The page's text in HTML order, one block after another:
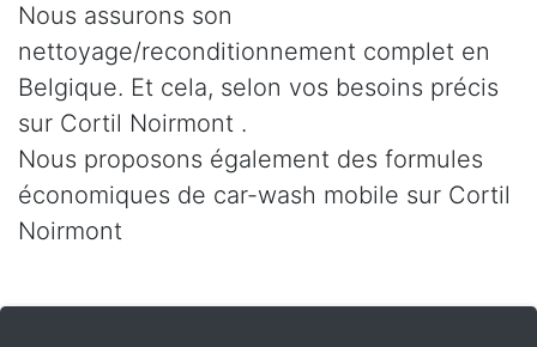
Nous assurons son
nettoyage/reconditionnement complet en
Belgique. Et cela, selon vos besoins précis
sur Cortil Noirmont .
Nous proposons également des formules
économiques de car-wash mobile sur Cortil
Noirmont